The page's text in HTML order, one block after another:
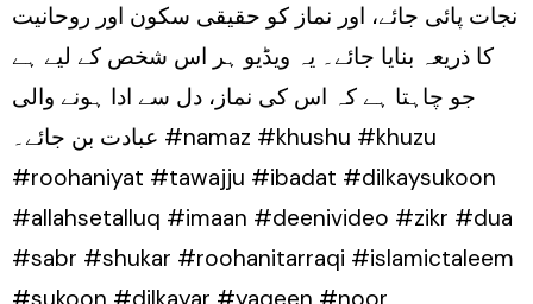
نجات پائی جائے، اور نماز کو حقیقی سکون اور روحانیت
کا ذریعہ بنایا جائے۔ یہ ویڈیو ہر اس شخص کے لیے ہے
جو چاہتا ہے کہ اس کی نماز، دل سے ادا ہونے والی
عبادت بن جائے۔ #namaz #khushu #khuzu
#roohaniyat #tawajju #ibadat #dilkaysukoon
#allahsetalluq #imaan #deenivideo #zikr #dua
#sabr #shukar #roohanitarraqi #islamictaleem